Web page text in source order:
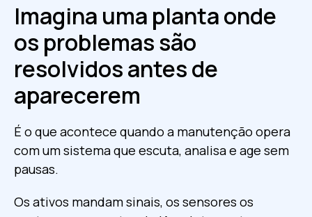
Imagina uma planta onde
os problemas são
resolvidos antes de
aparecerem
É o que acontece quando a manutenção opera
com um sistema que escuta, analisa e age sem
pausas.
Os ativos mandam sinais, os sensores os